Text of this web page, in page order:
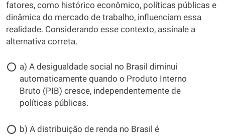
fatores, como histórico econômico, políticas públicas e
dinâmica do mercado de trabalho, influenciam essa
realidade. Considerando esse contexto, assinale a
alternativa correta.
a) A desigualdade social no Brasil diminui
automaticamente quando o Produto Interno
Bruto (PIB) cresce, independentemente de
políticas públicas.
b) A distribuição de renda no Brasil é